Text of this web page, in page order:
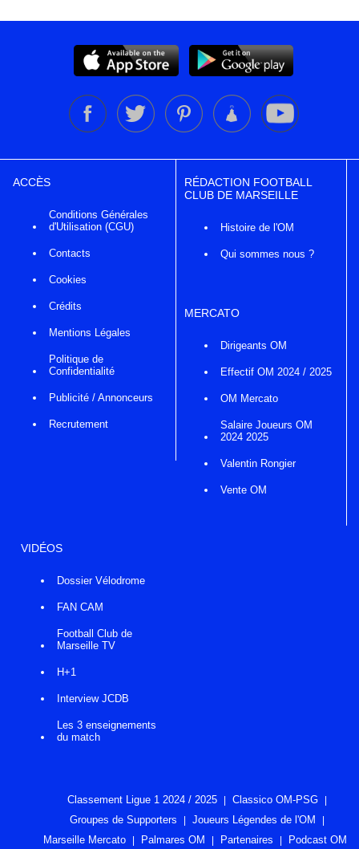
ACCÈS
Conditions Générales
d'Utilisation (CGU)
Contacts
Cookies
Crédits
Mentions Légales
Politique de
Confidentialité
Publicité / Annonceurs
Recrutement
RÉDACTION FOOTBALL
CLUB DE MARSEILLE
Histoire de l'OM
Qui sommes nous ?
MERCATO
Dirigeants OM
Effectif OM 2024 / 2025
OM Mercato
Salaire Joueurs OM
2024 2025
Valentin Rongier
Vente OM
VIDÉOS
Dossier Vélodrome
FAN CAM
Football Club de
Marseille TV
H+1
Interview JCDB
Les 3 enseignements
du match
Classement Ligue 1 2024 / 2025
Classico OM-PSG
Groupes de Supporters
Joueurs Légendes de l'OM
Marseille Mercato
Palmares OM Partenaires Podcast OM